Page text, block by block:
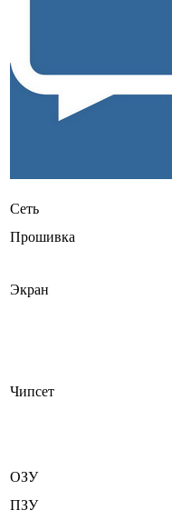
Сеть
Прошивка
Экран
Чипсет
ОЗУ
ПЗУ